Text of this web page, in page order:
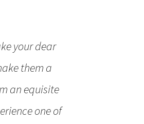
your dear
them a
an equisite
one of